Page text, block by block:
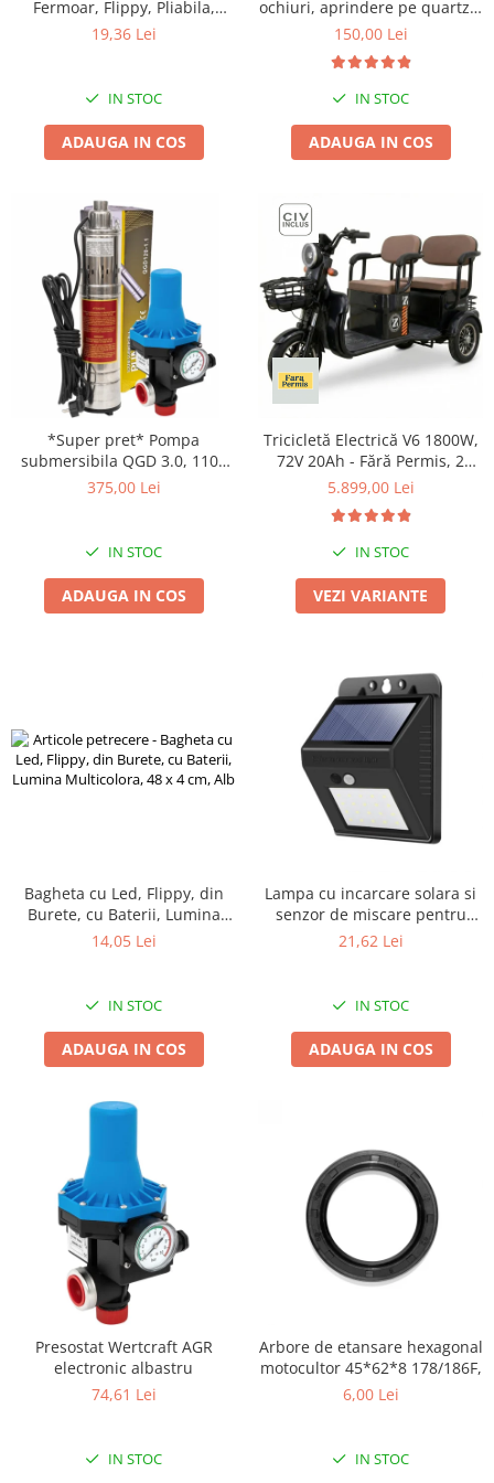
Tractoraș de tuns gazonul
Zootehnie
deplumatoare
Echipamente pentru animale
Aparate de tuns animale
Tarcuri animale
Semanatori
Masini batut stalpi si accesorii
Roabe & accesorii
Casute gradina si cutii depozitare
Mobilier gradina
umbrire
Lopeti zapada
Zdrobitoare electrice
Zdrobitoare electrice & manuale
Sere si solarii
Suflante si aspiratoare exterior
Folie si plase pt plante
Masini de maturat manuale
Pentru Casa si Camping
Aragaze, plite, piese butelii de
Pirostrii si accesorii pentru gatit
Plite & aragaze
Iluminat & electrice
Prelungitoare & cabluri electrice
Coliere plastic
Conectori/doze
Corpuri de iluminat
Lumina de crestere pentru plante
Fermoar, Flippy, Pliabila,
Maner Ranforsat, Fermoar
Lenjerii de Pat, Jucarii,
19,36 Lei
IN STOC
ADAUGA IN COS
ochiuri, aprindere pe quartz +
Kit reglabil gpl RH-10 + Tub
150,00 Lei
IN STOC
ADAUGA IN COS
*Super pret* Pompa
submersibila QGD 3.0, 1100
W, 120 m inaltime, 3 mc/h, 1"
375,00 Lei
IN STOC
ADAUGA IN COS
Tricicletă Electrică V6 1800W,
72V 20Ah - Fără Permis, 2
Locuri, Autonomie 80 km,
5.899,00 Lei
IN STOC
VEZI VARIANTE
Bagheta cu Led, Flippy, din
Burete, cu Baterii, Lumina
Multicolora, 48 x 4 cm, Alb
14,05 Lei
IN STOC
ADAUGA IN COS
Lampa cu incarcare solara si
senzor de miscare pentru
exterior, 20 LED cu distanta
21,62 Lei
IN STOC
ADAUGA IN COS
Presostat Wertcraft AGR
electronic albastru
74,61 Lei
IN STOC
Arbore de etansare hexagonal
motocultor 45*62*8 178/186F,
6,00 Lei
IN STOC